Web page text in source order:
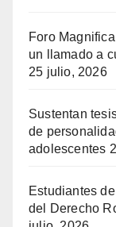
Foro
un llamado a
25 julio, 2026
Sustentan
de
adolescentes
Estudiantes
del Derecho